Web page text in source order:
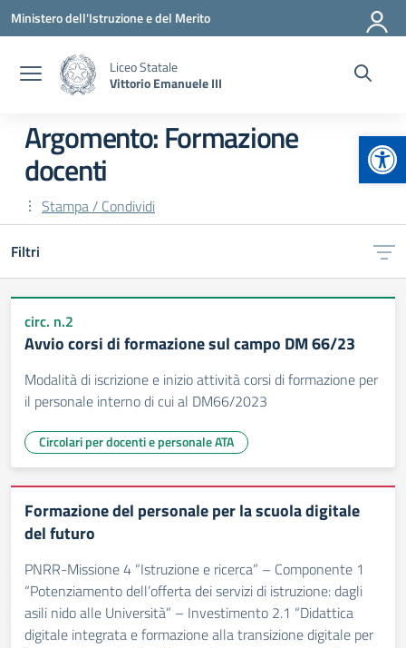
Vai ai contenuti
Vai al menu di navigazione
Vai al footer
Ministero dell'Istruzione e del Merito
Liceo Statale
Vittorio Emanuele III
Argomento: Formazione
docenti
Stampa / Condividi
Filtri
circ. n.2
Avvio corsi di formazione sul campo DM 66/23
Modalità di iscrizione e inizio attività corsi di formazione per
il personale interno di cui al DM66/2023
Circolari per docenti e personale ATA
Formazione del personale per la scuola digitale
del futuro
PNRR-Missione 4 “Istruzione e ricerca” – Componente 1
“Potenziamento dell’offerta dei servizi di istruzione: dagli
asili nido alle Università” – Investimento 2.1 “Didattica
digitale integrata e formazione alla transizione digitale per